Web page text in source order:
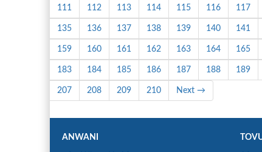
111 112 113 114 115 116 117
135 136 137 138 139 140 141
159 160 161 162 163 164 165
183 184 185 186 187 188 189
207 208 209 210 Next →
ANWANI